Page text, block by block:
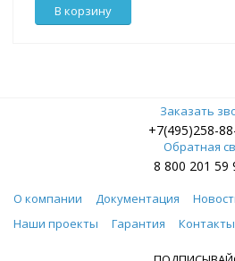
В корзину
Заказать
+7(495)258-
Обратная
8 800 201 59
О компании Документация
Наши проекты
Гарантия Контакты